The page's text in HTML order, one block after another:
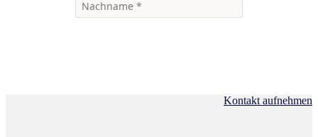
Kontakt aufnehmen